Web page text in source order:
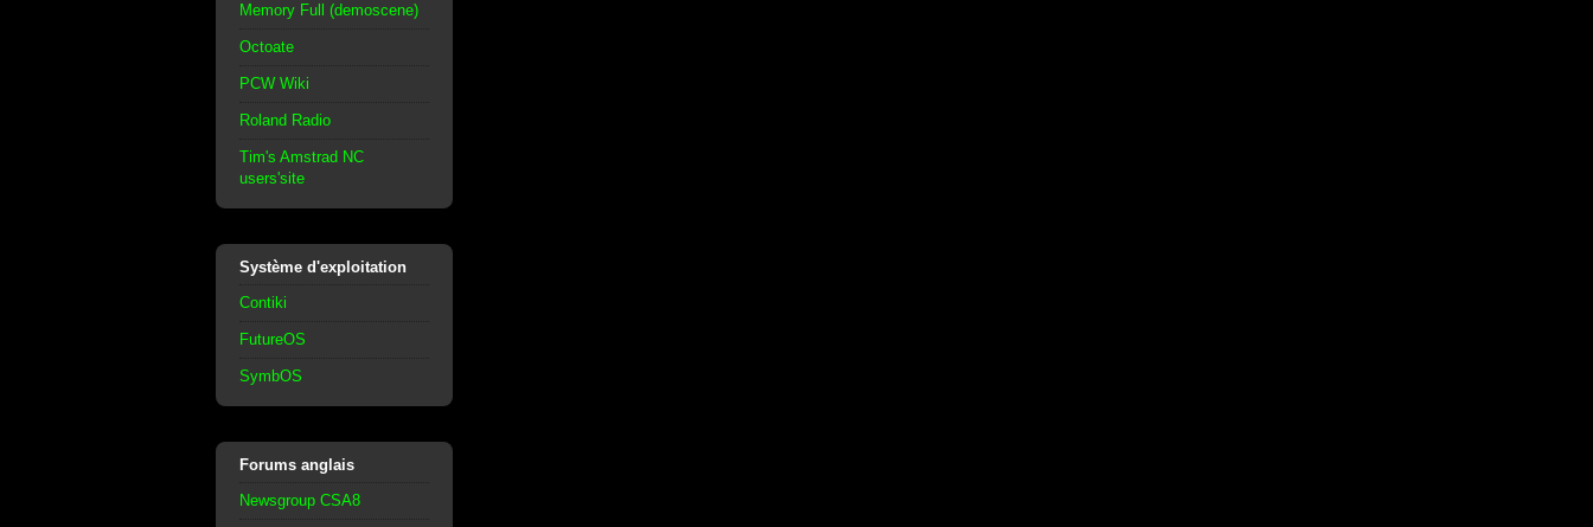
Memory Full (demoscene)
Octoate
PCW Wiki
Roland Radio
Tim's Amstrad NC
users'site
Système d'exploitation
Contiki
FutureOS
SymbOS
Forums anglais
Newsgroup CSA8